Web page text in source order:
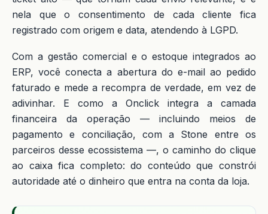
nela que o consentimento de cada cliente fica
registrado com origem e data, atendendo à LGPD.
Com a gestão comercial e o estoque integrados ao
ERP, você conecta a abertura do e-mail ao pedido
faturado e mede a recompra de verdade, em vez de
adivinhar. E como a Onclick integra a camada
financeira da operação — incluindo meios de
pagamento e conciliação, com a Stone entre os
parceiros desse ecossistema —, o caminho do clique
ao caixa fica completo: do conteúdo que constrói
autoridade até o dinheiro que entra na conta da loja.